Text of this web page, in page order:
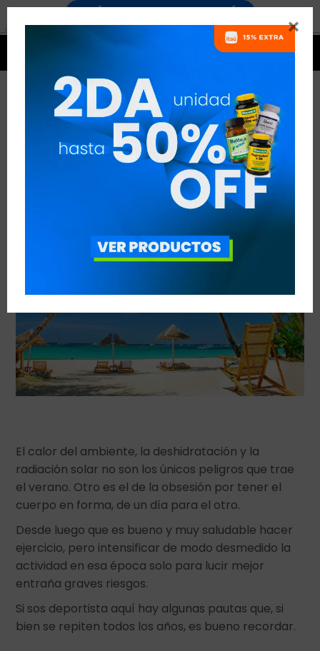

EL PELIGRO DEL VERANO
VER TODAS LAS ENTRADAS
EntrenamientoNutrición
El calor del ambiente, la deshidratación y la
radiación solar no son los únicos peligros que trae
el verano. Otro es el de la obsesión por tener el
cuerpo en forma, de un día para el otro.
Desde luego que es bueno y muy saludable hacer
ejercicio, pero intensificar de modo desmedido la
actividad en esa época solo para lucir mejor
entraña graves riesgos.
Si sos deportista aquí hay algunas pautas que, si
bien se repiten todos los años, es bueno recordar.